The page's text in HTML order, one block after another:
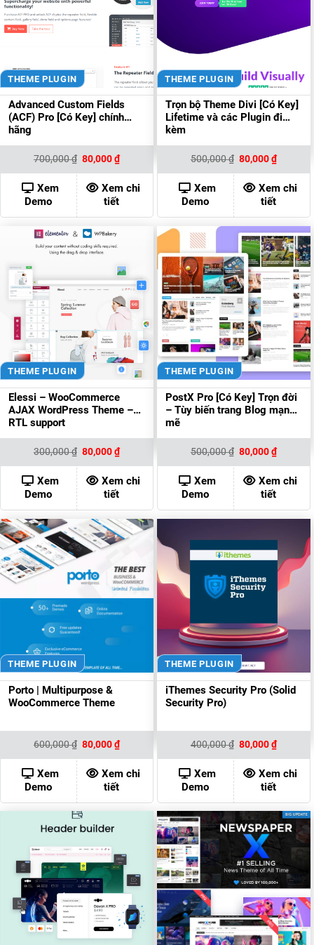
THEME PLUGIN
Advanced Custom Fields
(ACF) Pro [Có Key] chính
hãng
700,000₫ Giá
gốc
là:
700,000 ₫.
80,000₫Giá
hiện
tại
là:
80,000 ₫.
Xem
Demo
Xem chi
tiết
THEME PLUGIN
Trọn bộ Theme Divi [Có Key]
Lifetime và các Plugin đi
kèm
500,000₫ Giá
gốc
là:
500,000 ₫.
80,000₫Giá
hiện
tại
là:
80,000
Xem
Demo
Xem chi
tiết
THEME PLUGIN
Elessi – WooCommerce
AJAX WordPress Theme –
RTL support
300,000₫ Giá
gốc
là:
300,000 ₫.
80,000₫Giá
hiện
tại
là:
80,000 ₫.
Xem
Demo
Xem chi
tiết
THEME PLUGIN
PostX Pro [Có Key] Trọn đời
– Tùy biến trang Blog mạnh
mẽ
500,000₫ Giá
gốc
là:
500,000 ₫.
80,000₫Giá
hiện
tại
là:
80,000
Xem
Demo
Xem chi
tiết
THEME PLUGIN
Porto | Multipurpose &
WooCommerce Theme
600,000₫ Giá
gốc
là:
600,000 ₫.
80,000₫Giá
hiện
tại
là:
80,000 ₫.
Xem
Demo
Xem chi
tiết
THEME PLUGIN
iThemes Security Pro (Solid
Security Pro)
400,000₫ Giá
gốc
là:
400,000 ₫.
80,000₫Giá
hiện
tại
là:
80,000
Xem
Demo
Xem chi
tiết